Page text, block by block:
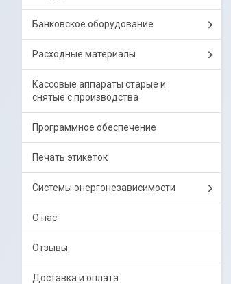
Банковское оборудование
Расходные материалы
Кассовые аппараты старые и
снятые с производства
Программное обеспечение
Печать этикеток
Системы энергонезависимости
О нас
Отзывы
Доставка и оплата